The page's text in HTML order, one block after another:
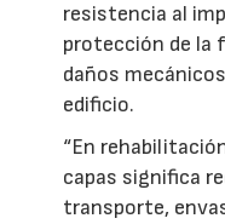
resistencia al
protección de la
daños
edificio.
“En
capas significa
transporte,